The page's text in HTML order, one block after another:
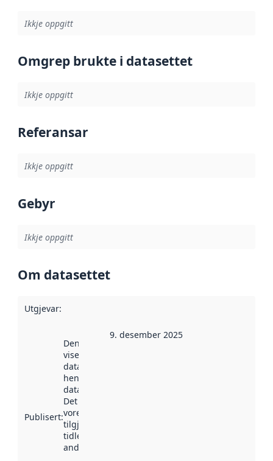
Ikkje oppgitt
Omgrep brukte i datasettet
Ikkje oppgitt
Referansar
Ikkje oppgitt
Gebyr
Ikkje oppgitt
Om datasettet
Utgjevar:
Publisert:
Denne datoen
viser når
datasettet vart
henta inn av
data.norge.no.
Det kan ha
vore
tilgjengeleg
tidlegare
andre stader.
9. desember 2025